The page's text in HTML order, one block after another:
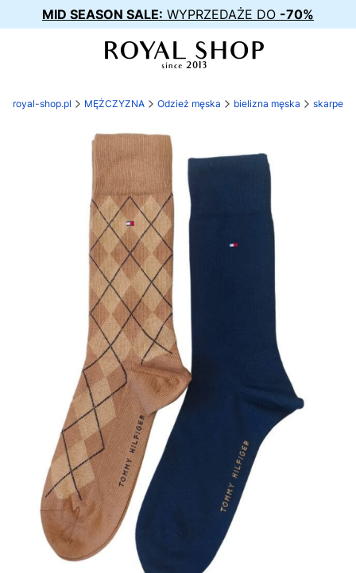
MID SEASON SALE: WYPRZEDAŻE DO -70%
royal-shop.pl MĘŻCZYZNA Odzież męska bielizna męska skarpety